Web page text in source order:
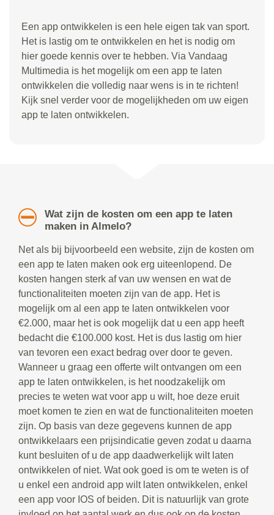
Een app ontwikkelen is een hele eigen tak van sport.
Het is lastig om te ontwikkelen en het is nodig om
hier goede kennis over te hebben. Via Vandaag
Multimedia is het mogelijk om een app te laten
ontwikkelen die volledig naar wens is in te richten!
Kijk snel verder voor de mogelijkheden om uw eigen
app te laten ontwikkelen.
Wat zijn de kosten om een app te laten
maken in Almelo?
Net als bij bijvoorbeeld een website, zijn de kosten om
een app te laten maken ook erg uiteenlopend. De
kosten hangen sterk af van uw wensen en wat de
functionaliteiten moeten zijn van de app. Het is
mogelijk om al een app te laten ontwikkelen voor
€2.000, maar het is ook mogelijk dat u een app heeft
bedacht die €100.000 kost. Het is dus lastig om hier
van tevoren een exact bedrag over door te geven.
Wanneer u graag een offerte wilt ontvangen om een
app te laten ontwikkelen, is het noodzakelijk om
precies te weten wat voor app u wilt, hoe deze eruit
moet komen te zien en wat de functionaliteiten moeten
zijn. Op basis van deze gegevens kunnen de app
ontwikkelaars een prijsindicatie geven zodat u daarna
kunt besluiten of u de app daadwerkelijk wilt laten
ontwikkelen of niet. Wat ook goed is om te weten is of
u enkel een android app wilt laten ontwikkelen, enkel
een app voor IOS of beiden. Dit is natuurlijk van grote